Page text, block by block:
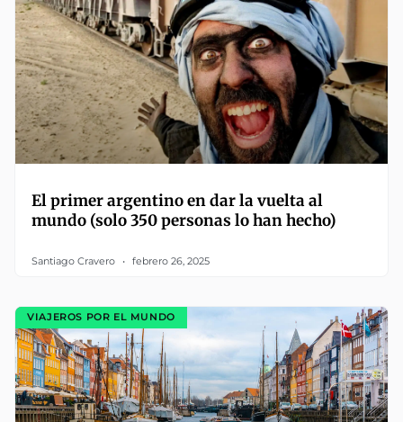
El primer argentino en dar la vuelta al
mundo (solo 350 personas lo han hecho)
Santiago Cravero febrero 26, 2025
VIAJEROS POR EL MUNDO